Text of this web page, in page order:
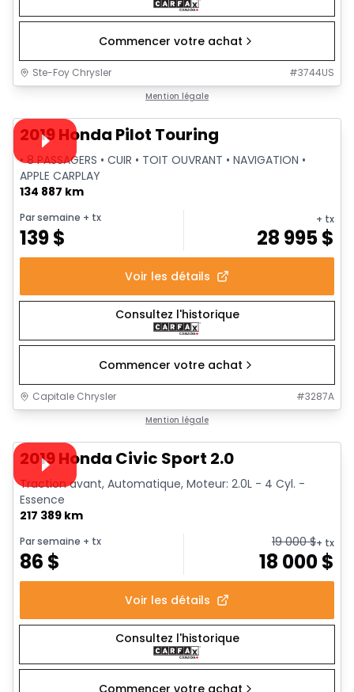
Commencer votre achat
Ste-Foy Chrysler #3744US
Mention légale
Vidéo disponible
2019 Honda Pilot Touring
• 8 PASSAGERS • CUIR • TOIT OUVRANT • NAVIGATION •
APPLE CARPLAY
134 887 km
Par semaine + tx
139$
+ tx
28 995$
Voir les détails
Consultez l'historique
Commencer votre achat
Capitale Chrysler #3287A
Mention légale
Vidéo disponible
2019 Honda Civic Sport 2.0
Traction avant, Automatique, Moteur: 2.0L - 4 Cyl. -
Essence
217 389 km
Par semaine + tx
86 $
19 000$+ tx
18 000$
Voir les détails
Consultez l'historique
Commencer votre achat